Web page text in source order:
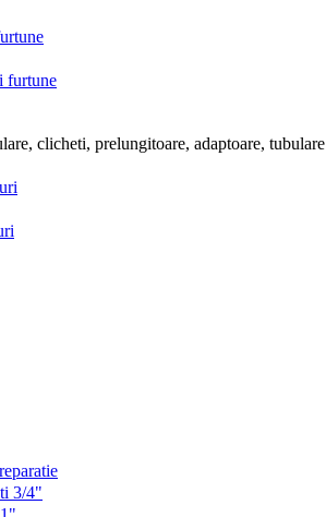
furtune
clicheti, prelungitoare, adaptoare, tubulare
3/4"